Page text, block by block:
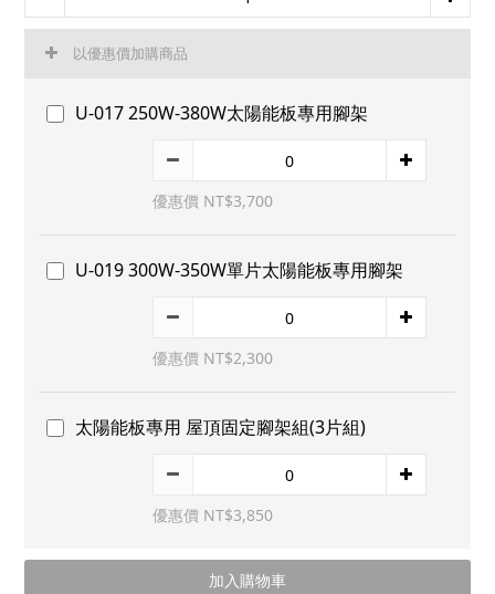
以優惠價加購商品
U-017 250W-380W太陽能板專用腳架
優惠價 NT$3,700
U-019 300W-350W單片太陽能板專用腳架
優惠價 NT$2,300
太陽能板專用 屋頂固定腳架組(3片組)
優惠價 NT$3,850
加入購物車